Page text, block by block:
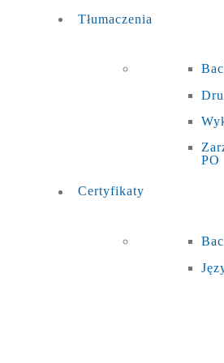
Tłumaczenia
PO
Certyfikaty